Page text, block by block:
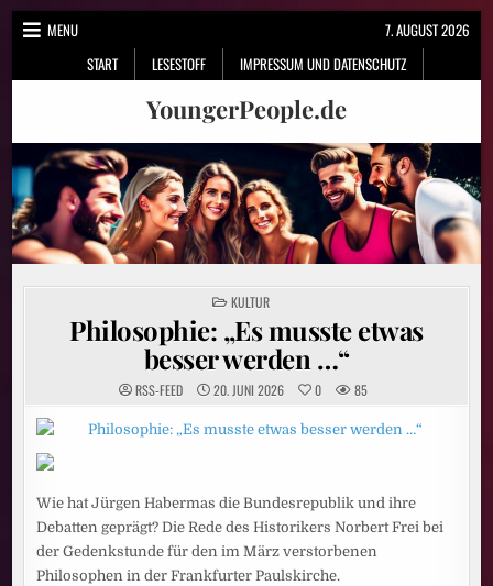
Skip
MENU
START
LESESTOFF IMPRESSUM UND DATENSCHUTZ
7. AUGUST 2026
YoungerPeople.de
POSTED
IN
KULTUR
Philosophie: „Es musste etwas
besser werden …“
RSS-FEED 20. JUNI 2026 0 85
Wie hat Jürgen Habermas die Bundesrepublik und ihre
Debatten geprägt? Die Rede des Historikers Norbert Frei bei
der Gedenkstunde für den im März verstorbenen
Philosophen in der Frankfurter Paulskirche.